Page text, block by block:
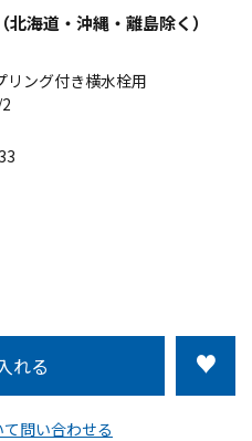
海道・沖縄・離島除く）
問い合わせる
ング付き横水栓用